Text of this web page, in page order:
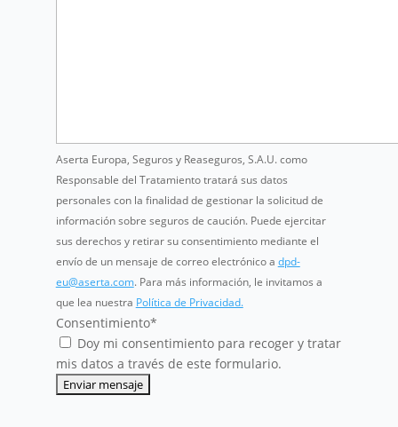
Aserta Europa, Seguros y Reaseguros, S.A.U. como
Responsable del Tratamiento tratará sus datos
personales con la finalidad de gestionar la solicitud de
información sobre seguros de caución. Puede ejercitar
sus derechos y retirar su consentimiento mediante el
envío de un mensaje de correo electrónico a dpd-
eu@aserta.com. Para más información, le invitamos a
que lea nuestra Política de Privacidad.
Consentimiento*
Doy mi consentimiento para recoger y tratar
mis datos a través de este formulario.